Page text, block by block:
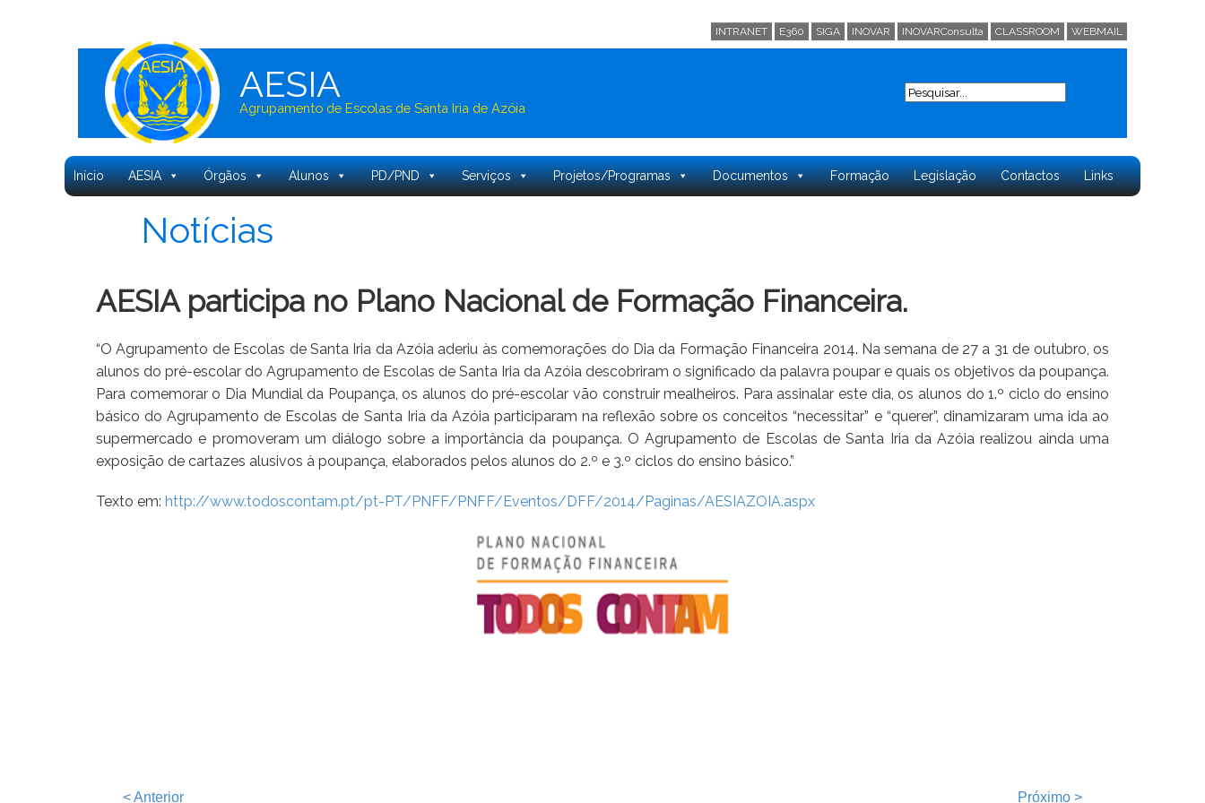
INTRANET E360 SIGA INOVAR INOVARConsulta CLASSROOM WEBMAIL
AESIA
Agrupamento de Escolas de Santa Iria de Azóia
Search
Início AESIA Órgãos Alunos PD/PND Serviços Projetos/Programas Documentos Formação Legislação Contactos Links
Notícias
AESIA participa no Plano Nacional de Formação Financeira.
“O Agrupamento de Escolas de Santa Iria da Azóia aderiu às comemorações do Dia da Formação Financeira 2014. Na semana de 27 a 31 de outubro, os
alunos do pré-escolar do Agrupamento de Escolas de Santa Iria da Azóia descobriram o significado da palavra poupar e quais os objetivos da poupança.
Para comemorar o Dia Mundial da Poupança, os alunos do pré-escolar vão construir mealheiros. Para assinalar este dia, os alunos do 1.º ciclo do ensino
básico do Agrupamento de Escolas de Santa Iria da Azóia participaram na reflexão sobre os conceitos “necessitar” e “querer”, dinamizaram uma ida ao
supermercado e promoveram um diálogo sobre a importância da poupança. O Agrupamento de Escolas de Santa Iria da Azóia realizou ainda uma
exposição de cartazes alusivos à poupança, elaborados pelos alunos do 2.º e 3.º ciclos do ensino básico.”
Texto em: http://www.todoscontam.pt/pt-PT/PNFF/PNFF/Eventos/DFF/2014/Paginas/AESIAZOIA.aspx
<Anterior Próximo >